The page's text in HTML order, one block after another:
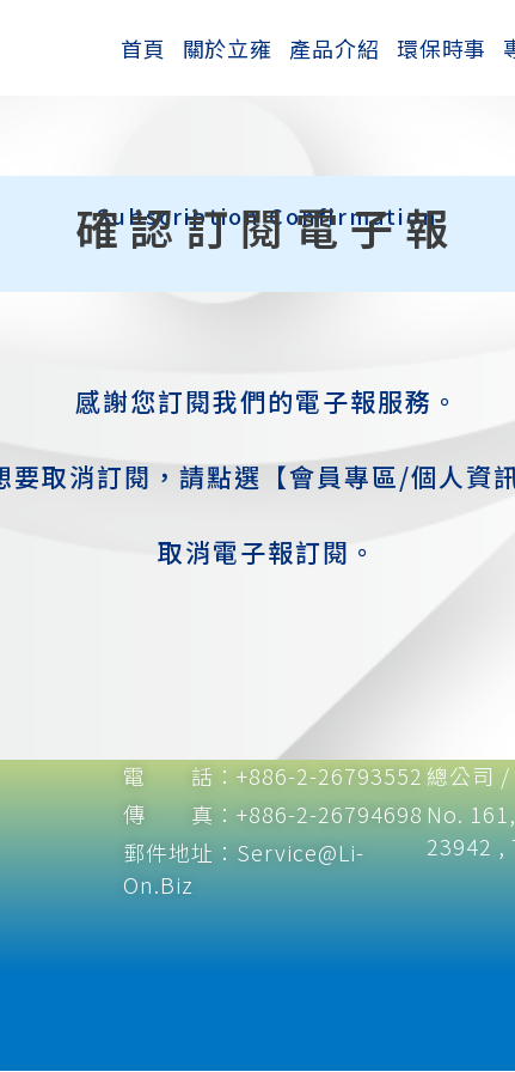
首頁 關於立雍 產品介紹 環保時事
Subscription Confirmation
確認訂閱電子報
感謝您訂閱我們的電子報服務。
要取消訂閱，請點選【會員專區/個人資
取消電子報訂閱。
電 話：+886-2-26793552
傳 真：+886-2-26794698
郵件地址：Service@Li-
On.Biz
總公司
No.
23942 ,